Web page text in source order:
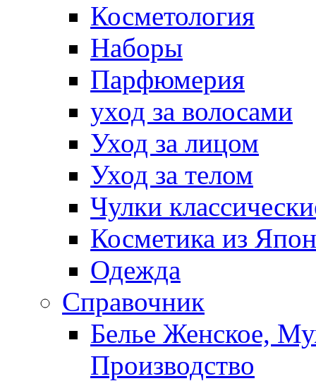
Косметология
Наборы
Парфюмерия
уход за волосами
Уход за лицом
Уход за телом
Чулки
Косметика из
Одежда
Справочник
Белье Женское,
Производство